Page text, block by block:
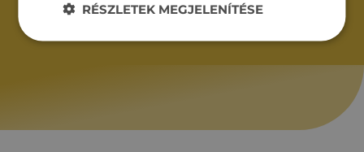
RÉSZLETEK MEGJELENÍTÉSE